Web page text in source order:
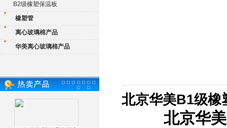
B2级橡塑保温板
橡塑管
离心玻璃棉产品
华美离心玻璃棉产品
北京华美B1级橡
北京华